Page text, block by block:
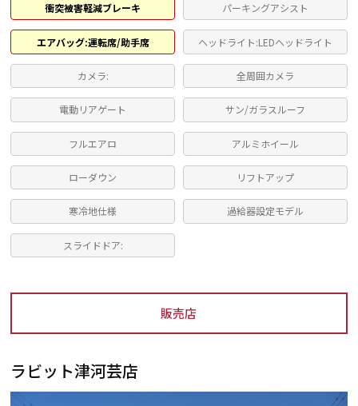
衝突被害軽減ブレーキ パーキングアシスト
エアバッグ:運転席/助手席 ヘッドライト:LEDヘッドライト
カメラ: 全周囲カメラ
電動リアゲート サン/ガラスルーフ
フルエアロ アルミホイール
ローダウン リフトアップ
寒冷地仕様 過給器設定モデル
スライドドア:
販売店
ラビット津河芸店